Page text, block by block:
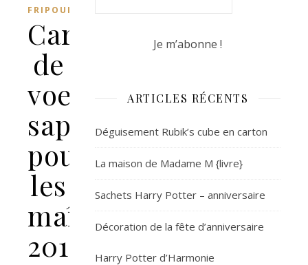
FRIPOUILLES
Cartes
de
voeux
sapins
pour
les
maîtresses
2017
ARTICLES RÉCENTS
Déguisement Rubik’s cube en carton
La maison de Madame M {livre}
Sachets Harry Potter – anniversaire
Décoration de la fête d’anniversaire
Harry Potter d’Harmonie